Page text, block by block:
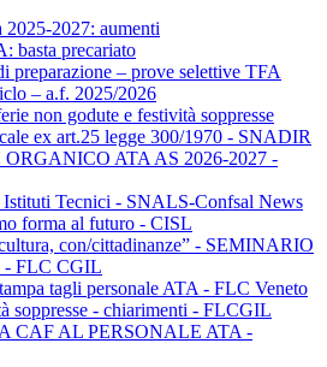
2027: aumenti
basta precariato
preparazione – prove selettive TFA
– a.f. 2025/2026
non godute e festività soppresse
ex art.25 legge 300/1970 - SNADIR
ATA AS 2026-2027 -
Tecnici - SNALS-Confsal News
forma al futuro - CISL
con/cittadinanze” - SEMINARIO
- FLC CGIL
tagli personale ATA - FLC Veneto
soppresse - chiarimenti - FLCGIL
CAF AL PERSONALE ATA -